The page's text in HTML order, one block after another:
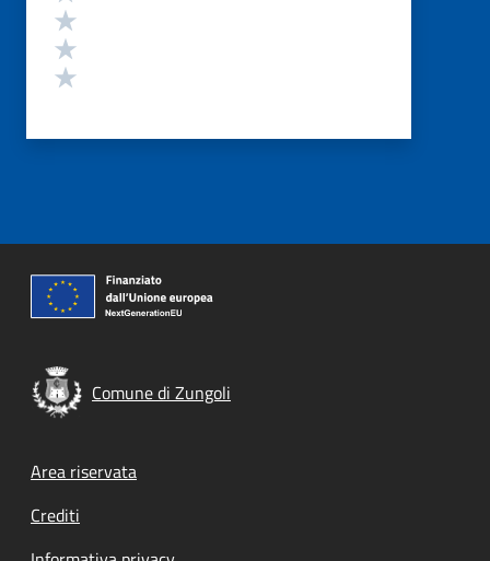
Comune di Zungoli
Footer menu
Area riservata
Crediti